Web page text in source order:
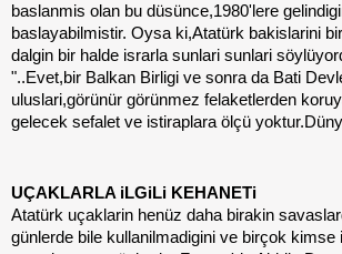
baslanmis olan bu düsünce,1980'lere
baslayabilmistir. Oysa ki,Atatürk bakislarini
dalgin bir halde israrla sunlari sunlari
"..Evet,bir Balkan Birligi ve sonra da Bati
uluslari,görünür görünmez felaketlerden
gelecek sefalet ve istiraplara ölçü
UÇAKLARLA iLGiLi KEHANETi
Atatürk uçaklarin henüz daha birakin
günlerde bile kullanilmadigini ve birçok